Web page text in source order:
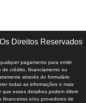
Direitos Reservados
pagamento para emitir
crédito, financiamento ou
através do formulário
todas as informações o mais
esses detalhes podem diferir
financeiras e/ou provedores de